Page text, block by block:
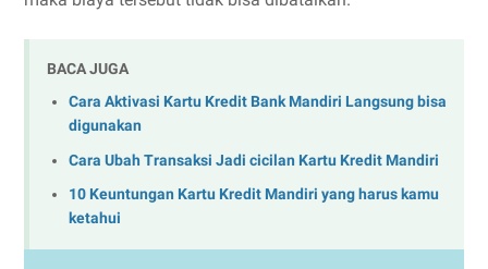
BACA JUGA
Cara Aktivasi Kartu Kredit Bank Mandiri Langsung bisa
digunakan
Cara Ubah Transaksi Jadi cicilan Kartu Kredit Mandiri
10 Keuntungan Kartu Kredit Mandiri yang harus kamu
ketahui